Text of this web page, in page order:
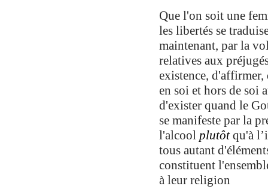
Que l'on soit une
les libertés se
maintenant, par la
relatives aux
existence, d'affirmer,
en soi et hors de soi
d'exister quand le
se manifeste par la
l'alcool plutôtqu'à
tous autant d
constituent
à leur religion